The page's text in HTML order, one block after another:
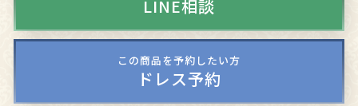
LINE相談
この商品を予約したい方
ドレス予約